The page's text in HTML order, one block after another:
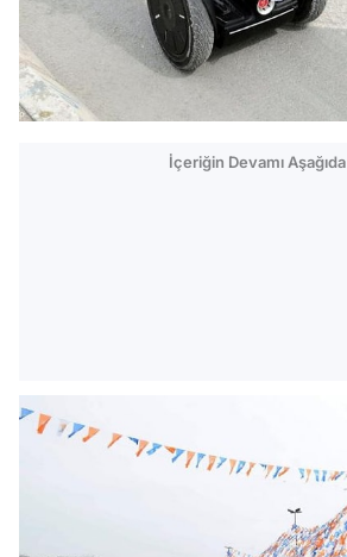
İçeriğin Devamı Aşağıda